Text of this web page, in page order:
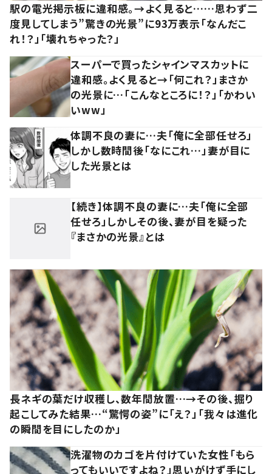
駅の電光掲示板に違和感。→よく見ると……思わず二
度見してしまう”驚きの光景”に93万表示「なんだこ
れ！？」「壊れちゃった？」
スーパーで買ったシャインマスカットに
違和感。よく見ると→「何これ？」まさか
の光景に…「こんなところに！？」「かわい
いww」
体調不良の妻に…夫「俺に全部任せろ」
しかし数時間後「なにこれ…」妻が目に
した光景とは
【続き】体調不良の妻に…夫「俺に全部
任せろ」しかしその後、妻が目を疑った
『まさかの光景』とは
長ネギの葉だけ収穫し、数年間放置…→その後、掘り
起こしてみた結果…“驚愕の姿”に「え？」「我々は進化
の瞬間を目にしたのか」
洗濯物のカゴを片付けていた女性「もら
ってもいいですよね？」思いがけず手にし